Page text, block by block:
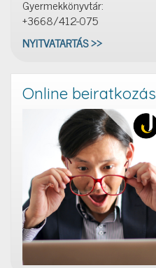
Gyermekkönyvtár:
+3668/412-075
NYITVATARTÁS >>
Online beiratkozás